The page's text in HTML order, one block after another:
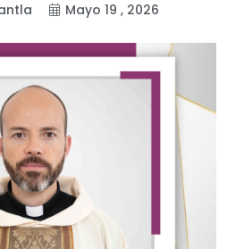
Mayo 19 , 2026